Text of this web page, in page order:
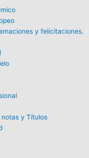
y felicitaciones.
y Títulos